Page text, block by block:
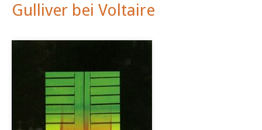
Gulliver bei Voltaire